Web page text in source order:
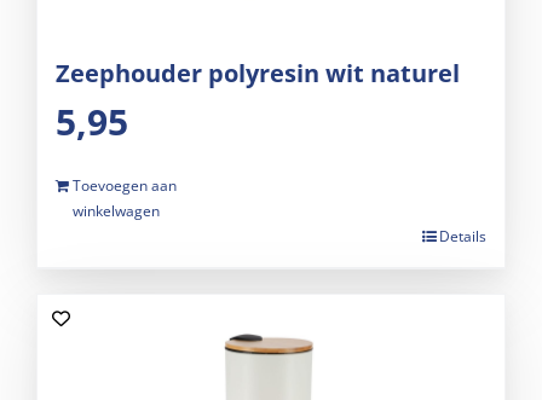
Zeephouder polyresin wit naturel
5,95
Toevoegen aan
winkelwagen
Details